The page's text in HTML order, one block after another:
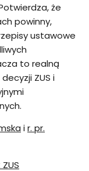
że
powinny,
ustawowe
to realną
ZUS i
ir. pr.